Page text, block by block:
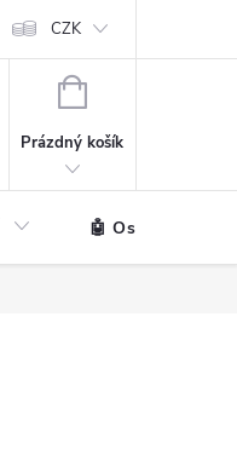
CZK
NÁKUPNÍ
Prázdný košík
🤖 Ostatní